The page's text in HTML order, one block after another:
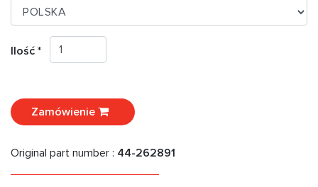
Ilość *
Zamówienie
Original part number : 44-262891